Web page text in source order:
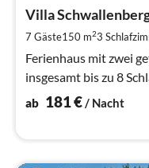
Villa
7 Gäste150 m23
Ferienhaus mit zwei
ab 181€ / Nacht